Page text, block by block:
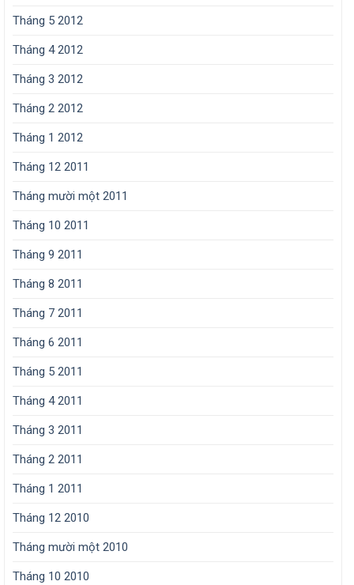
Tháng 5 2012
Tháng 4 2012
Tháng 3 2012
Tháng 2 2012
Tháng 1 2012
Tháng 12 2011
Tháng mười một 2011
Tháng 10 2011
Tháng 9 2011
Tháng 8 2011
Tháng 7 2011
Tháng 6 2011
Tháng 5 2011
Tháng 4 2011
Tháng 3 2011
Tháng 2 2011
Tháng 1 2011
Tháng 12 2010
Tháng mười một 2010
Tháng 10 2010